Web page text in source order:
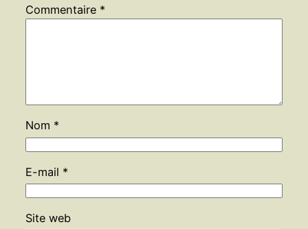
Commentaire *
Nom *
E-mail *
Site web